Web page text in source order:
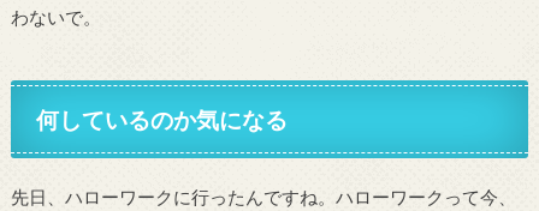
わないで。
何しているのか気になる
先日、ハローワークに行ったんですね。ハローワークって今、